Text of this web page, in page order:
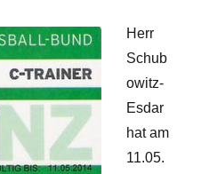
Herr
Schub
owitz-
Esdar
hat am
11.05.